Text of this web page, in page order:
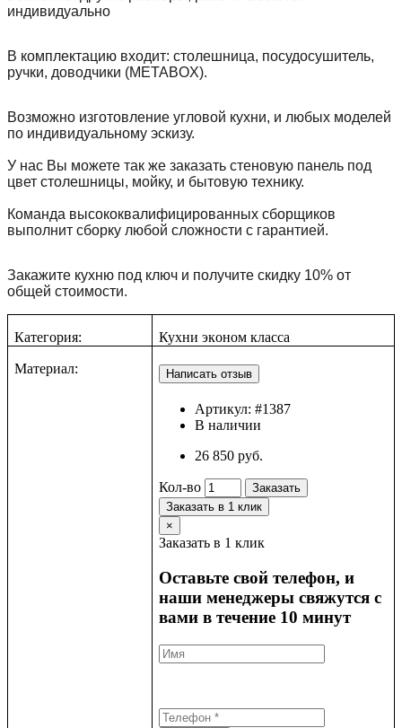
индивидуально
В комплектацию входит: столешница, посудосушитель,
ручки, доводчики (METABOX).
Возможно изготовление угловой кухни, и любых моделей
по индивидуальному эскизу.
У нас Вы можете так же заказать стеновую панель под
цвет столешницы, мойку, и бытовую технику.
Команда высококвалифицированных сборщиков
выполнит сборку любой сложности с гарантией.
Закажите кухню под ключ и получите скидку 10% от
общей стоимости.
Категория: Кухни эконом класса
Материал:
Артикул:#1387
В наличии
26 850 руб.
Кол-во
Заказать
Заказать в 1 клик
×
Заказать в 1 клик
Оставьте свой телефон, и
наши менеджеры свяжутся с
вами в течение 10 минут